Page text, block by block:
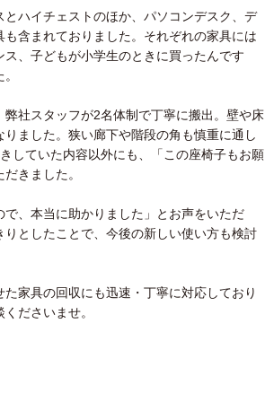
ハイチェストのほか、パソコンデスク、デ
含まれておりました。それぞれの家具には
、子どもが小学生のときに買ったんです
社スタッフが2名体制で丁寧に搬出。壁や床
ました。狭い廊下や階段の角も慎重に通し
していた内容以外にも、「この座椅子もお願
きました。
、本当に助かりました」とお声をいただ
としたことで、今後の新しい使い方も検討
家具の回収にも迅速・丁寧に対応しており
ださいませ。